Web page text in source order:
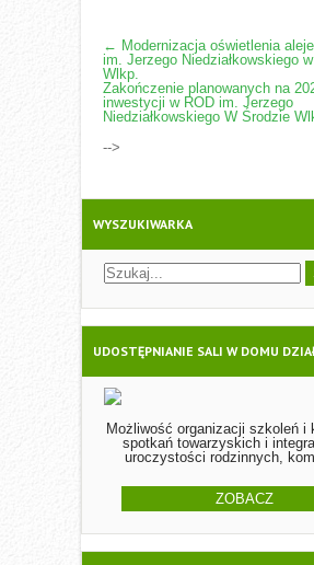
POST
NAVIGATION
← Modernizacja oświetlenia
im. Jerzego Niedziałkowskiego
Wlkp.
Zakończenie planowanych na
inwestycji w ROD im. Jerzego
Niedziałkowskiego W Środzie
-->
WYSZUKIWARKA
UDOSTĘPNIANIE SALI W DOMU
Możliwość organizacji szkoleń i
spotkań towarzyskich i
uroczystości rodzinnych,
ZOBACZ